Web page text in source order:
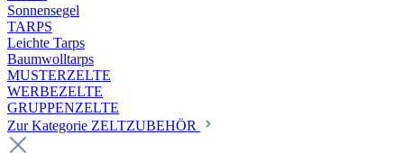
Sonnensegel
TARPS
Leichte Tarps
Baumwolltarps
MUSTERZELTE
WERBEZELTE
GRUPPENZELTE
Zur Kategorie ZELTZUBEHÖR